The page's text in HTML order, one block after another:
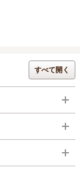
すべて開く